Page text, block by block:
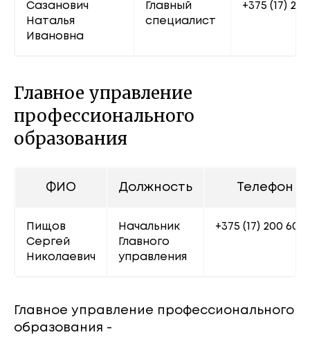
Сазанович
Наталья
Ивановна
Главный
специалист
+375 (17)
Главное управление
профессионального
образования
ФИО Должность Телефон
Пищов
Сергей
Николаевич
Начальник
Главного
управления
+375 (17) 200 60
Главное управление профессионального
образования -